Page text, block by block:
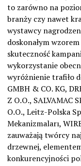
to zarówno na
branży czy nawet
wystawcy
doskonałym
skuteczność
wykorzystanie
wyróżnienie trafiło
GMBH & CO. KG,
Z O.O., SALVAMAC
O.O., Leitz-Polska
Mekanizmaları,
zauważają twórcy
drzewnej,
konkurencyjności